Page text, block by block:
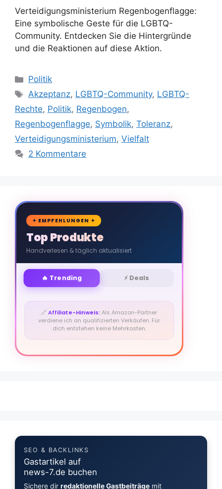
Verteidigungsministerium Regenbogenflagge:
Eine symbolische Geste für die LGBTQ-
Community. Entdecken Sie die Hintergründe
und die Reaktionen auf diese Aktion.
Kategorien
Politik
Schlagwörter
Akzeptanz, LGBTQ-Community, LGBTQ-
Rechte, Politik, Regenbogen,
Regenbogenflagge, Symbolik, Toleranz,
Verteidigungsministerium, Vielfalt
2 Kommentare
🛒
✦ EMPFEHLUNGEN ✦
Top Produkte
Handverlesen & täglich aktualisiert
🔥 Trending ⚡ Deals
🔗Affiliate-Hinweis:Als Amazon-Partner
verdiene ich an qualifizierten Verkäufen. Für
dich entstehen keine Mehrkosten.
SEO & BACKLINKS
Gastartikel auf
news-7.de buchen
Sichere dir redaktionelle Gastbeiträgemit